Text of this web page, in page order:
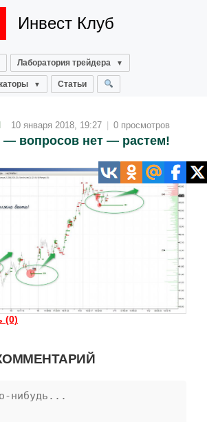
Инвест Клуб
Лаборатория трейдера
Статьи
10 января 2018, 19:27 | 0 просмотров
вопросов нет — растем!
(0)